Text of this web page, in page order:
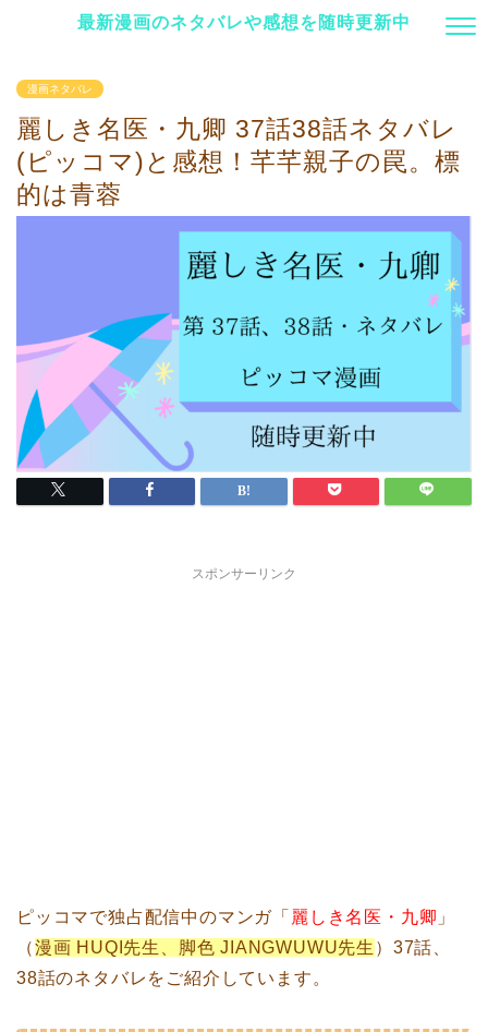
最新漫画のネタバレや感想を随時更新中
漫画ネタバレ
麗しき名医・九卿 37話38話ネタバレ
(ピッコマ)と感想！芊芊親子の罠。標
的は青蓉
スポンサーリンク
ピッコマで独占配信中のマンガ「 麗しき名医・九卿 」
（漫画 HUQI先生、脚色 JIANGWUWU先生 ）37話、
38話のネタバレをご紹介しています。